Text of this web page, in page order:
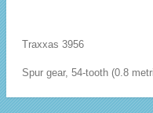
Traxxas 3956
Spur gear, 54-tooth (0.8